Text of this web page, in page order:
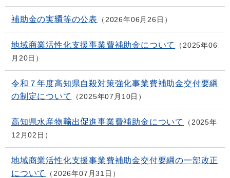
補助金の実績等の公表 2026年06月26日
地域商業活性化支援事業費補助金について
2025年06
月20日
令和７年度高知県自殺対策強化事業費補助金交付要綱
の制定について
2025年07月10日
高知県水産物輸出促進事業費補助金について
2025年
12月02日
地域商業活性化支援事業費補助金交付要綱の一部改正
について
2026年07月31日